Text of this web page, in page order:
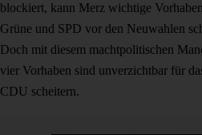
blockiert, kann Merz wichtige
Grüne und SPD vor den Neuwahlen
Doch mit diesem machtpolitischen
vier Vorhaben sind unverzichtbar für
CDU scheitern.